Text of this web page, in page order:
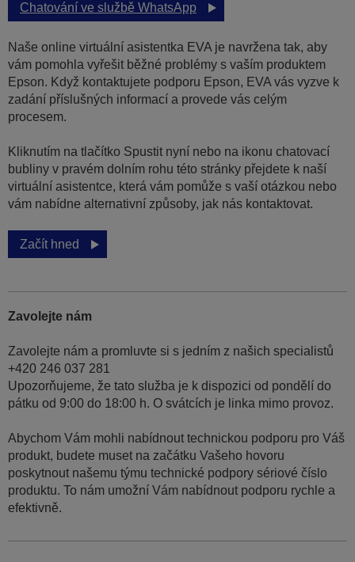
Chatování ve službě WhatsApp
Naše online virtuální asistentka EVA je navržena tak, aby
vám pomohla vyřešit běžné problémy s vaším produktem
Epson. Když kontaktujete podporu Epson, EVA vás vyzve k
zadání příslušných informací a provede vás celým
procesem.
Kliknutím na tlačítko Spustit nyní nebo na ikonu chatovací
bubliny v pravém dolním rohu této stránky přejdete k naší
virtuální asistentce, která vám pomůže s vaší otázkou nebo
vám nabídne alternativní způsoby, jak nás kontaktovat.
Začít hned
Zavolejte nám
Zavolejte nám a promluvte si s jedním z našich specialistů
+420 246 037 281
Upozorňujeme, že tato služba je k dispozici od pondělí do
pátku od 9:00 do 18:00 h. O svátcích je linka mimo provoz.
Abychom Vám mohli nabídnout technickou podporu pro Váš
produkt, budete muset na začátku Vašeho hovoru
poskytnout našemu týmu technické podpory sériové číslo
produktu. To nám umožní Vám nabídnout podporu rychle a
efektivně.